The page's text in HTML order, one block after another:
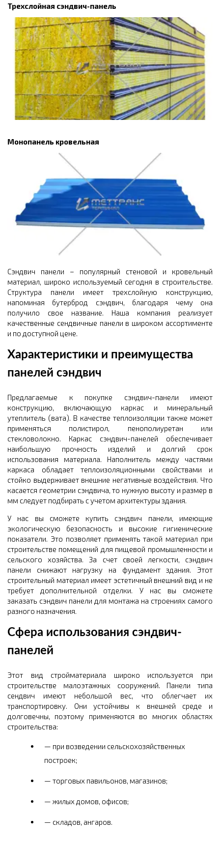
Трехслойная сэндвич-панель
Монопанель кровельная
Сэндвич панели – популярный стеновой и кровельный
материал, широко используемый сегодня в строительстве.
Структура панели имеет трехслойную конструкцию,
напоминая бутерброд сэндвич, благодаря чему она
получило свое название. Наша компания реализует
качественные сендвичные панели в широком ассортименте
и по доступной цене.
Характеристики и преимущества
панелей сэндвич
Предлагаемые к покупке сэндвич-панели имеют
конструкцию, включающую каркас и минеральный
утеплитель (вата). В качестве теплоизоляции также может
применяться полистирол, пенополиуретан или
стекловолокно. Каркас сэндвич-панелей обеспечивает
наибольшую прочность изделий и долгий срок
использования материала. Наполнитель между частями
каркаса обладает теплоизоляционными свойствами и
стойко выдерживает внешние негативные воздействия. Что
касается геометрии сэндвича, то нужную высоту и размер в
мм следует подбирать с учетом архитектуры здания.
У нас вы сможете купить сэндвич панели, имеющие
экологическую безопасность и высокие гигиенические
показатели. Это позволяет применять такой материал при
строительстве помещений для пищевой промышленности и
сельского хозяйства. За счет своей легкости, сэндвич
панели снижают нагрузку на фундамент здания. Этот
строительный материал имеет эстетичный внешний вид и не
требует дополнительной отделки. У нас вы сможете
заказать сэндвич панели для монтажа на строениях самого
разного назначения.
Сфера использования сэндвич-
панелей
Этот вид стройматериала широко используется при
строительстве малоэтажных сооружений. Панели типа
сендвич имеют небольшой вес, что облегчает их
транспортировку. Они устойчивы к внешней среде и
долговечны, поэтому применяются во многих областях
строительства:
при возведении сельскохозяйственных
построек;
торговых павильонов, магазинов;
жилых домов, офисов;
складов, ангаров.